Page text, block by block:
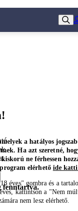
a hatályos
Ha azt szeretné,
ne férhessen
elérhető ide
éves" gombra és a
kattintson a "Nem
nem lesz elérhető.
fenntartva.